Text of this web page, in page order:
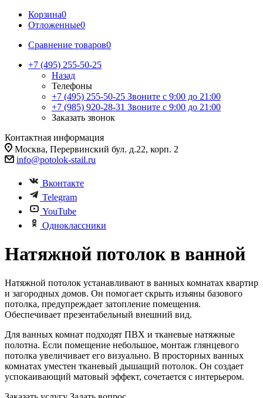
Корзина0
Отложенные0
Сравнение товаров0
+7 (495) 255-50-25
Назад
Телефоны
+7 (495) 255-50-25 Звоните с 9:00 до 21:00
+7 (985) 920-28-31 Звоните с 9:00 до 21:00
Заказать звонок
Контактная информация
Москва, Перервинский бул. д.22, корп. 2
info@potolok-stail.ru
Вконтакте
Telegram
YouTube
Одноклассники
Натяжной потолок в ванной
Натяжной потолок устанавливают в ванных комнатах квартир
и загородных домов. Он помогает скрыть изъяны базового
потолка, предупреждает затопление помещения.
Обеспечивает презентабельный внешний вид.
Для ванных комнат подходят ПВХ и тканевые натяжные
полотна. Если помещение небольшое, монтаж глянцевого
потолка увеличивает его визуально. В просторных ванных
комнатах уместен тканевый дышащий потолок. Он создает
успокаивающий матовый эффект, сочетается с интерьером.